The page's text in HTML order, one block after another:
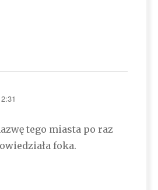
tego miasta po raz
foka.